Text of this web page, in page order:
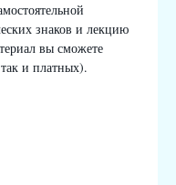
знаков и лекцию
вы сможете
и платных).